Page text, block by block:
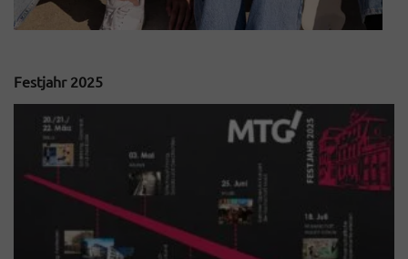
Festjahr 2025